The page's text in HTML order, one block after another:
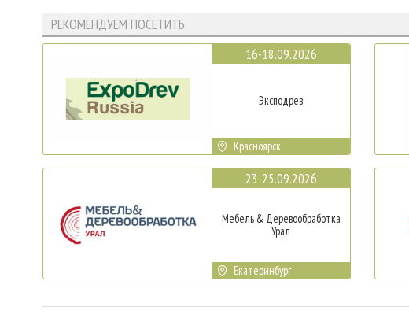
РЕКОМЕНДУЕМ ПОСЕТИТЬ
16-18.09.2026
Эксподрев
Красноярск
23-25.09.2026
Мебель & Деревообработка
Урал
Екатеринбург